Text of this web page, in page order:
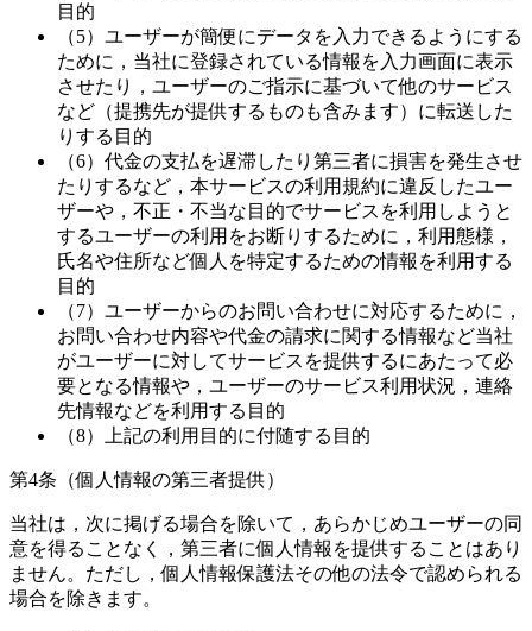
目的
（5）ユーザーが簡便にデータを入力できるようにする
ために，当社に登録されている情報を入力画面に表示
させたり，ユーザーのご指示に基づいて他のサービス
など（提携先が提供するものも含みます）に転送した
りする目的
（6）代金の支払を遅滞したり第三者に損害を発生させ
たりするなど，本サービスの利用規約に違反したユー
ザーや，不正・不当な目的でサービスを利用しようと
するユーザーの利用をお断りするために，利用態様，
氏名や住所など個人を特定するための情報を利用する
目的
（7）ユーザーからのお問い合わせに対応するために，
お問い合わせ内容や代金の請求に関する情報など当社
がユーザーに対してサービスを提供するにあたって必
要となる情報や，ユーザーのサービス利用状況，連絡
先情報などを利用する目的
（8）上記の利用目的に付随する目的
第4条（個人情報の第三者提供）
当社は，次に掲げる場合を除いて，あらかじめユーザーの同
意を得ることなく，第三者に個人情報を提供することはあり
ません。ただし，個人情報保護法その他の法令で認められる
場合を除きます。